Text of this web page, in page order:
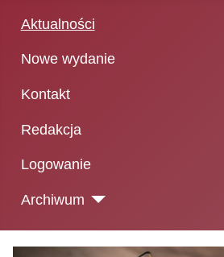
Aktualności
Nowe wydanie
Kontakt
Redakcja
Logowanie
Archiwum